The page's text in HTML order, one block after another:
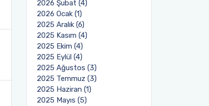
2026 Şubat (4)
2026 Ocak (1)
2025 Aralık (6)
2025 Kasım (4)
2025 Ekim (4)
2025 Eylül (4)
2025 Ağustos (3)
2025 Temmuz (3)
2025 Haziran (1)
2025 Mayıs (5)